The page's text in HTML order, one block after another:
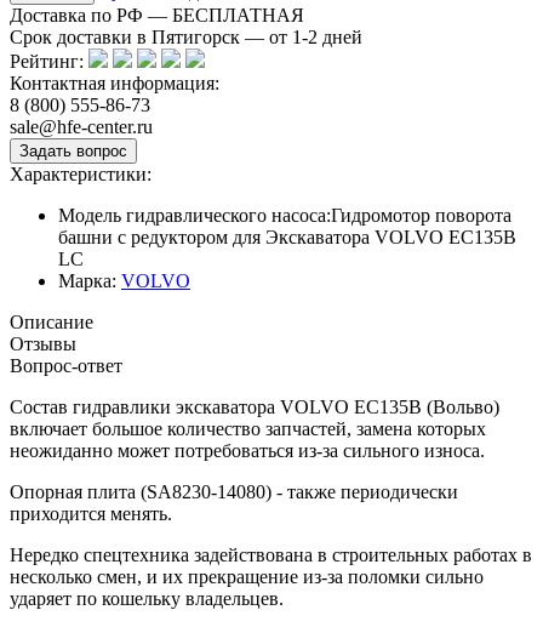
Доставка по РФ — БЕСПЛАТНАЯ
Срок доставки в Пятигорск — от 1-2 дней
Рейтинг:
Контактная информация:
8 (800) 555-86-73
sale@hfe-center.ru
Характеристики:
Модель гидравлического насоса:Гидромотор поворота
башни с редуктором для Экскаватора VOLVO EC135B
LC
Марка: VOLVO
Описание
Отзывы
Вопрос-ответ
Состав гидравлики экскаватора VOLVO EC135B (Вольво)
включает большое количество запчастей, замена которых
неожиданно может потребоваться из-за сильного износа.
Опорная плита (SA8230-14080) - также периодически
приходится менять.
Нередко спецтехника задействована в строительных работах в
несколько смен, и их прекращение из-за поломки сильно
ударяет по кошельку владельцев.